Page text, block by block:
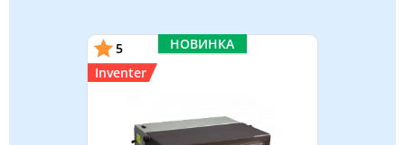
5
Inventer
НОВИНКА